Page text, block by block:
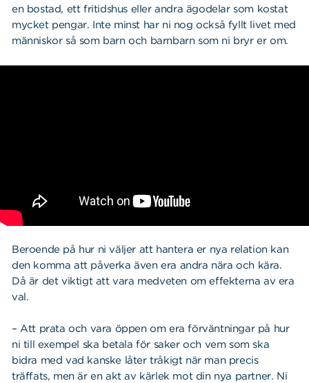
en bostad, ett fritidshus eller andra ägodelar som kostat
mycket pengar. Inte minst har ni nog också fyllt livet med
människor så som barn och barnbarn som ni bryr er om.
Beroende på hur ni väljer att hantera er nya relation kan
den komma att påverka även era andra nära och kära.
Då är det viktigt att vara medveten om effekterna av era
val.
– Att prata och vara öppen om era förväntningar på hur
ni till exempel ska betala för saker och vem som ska
bidra med vad kanske låter tråkigt när man precis
träffats, men är en akt av kärlek mot din nya partner. Ni